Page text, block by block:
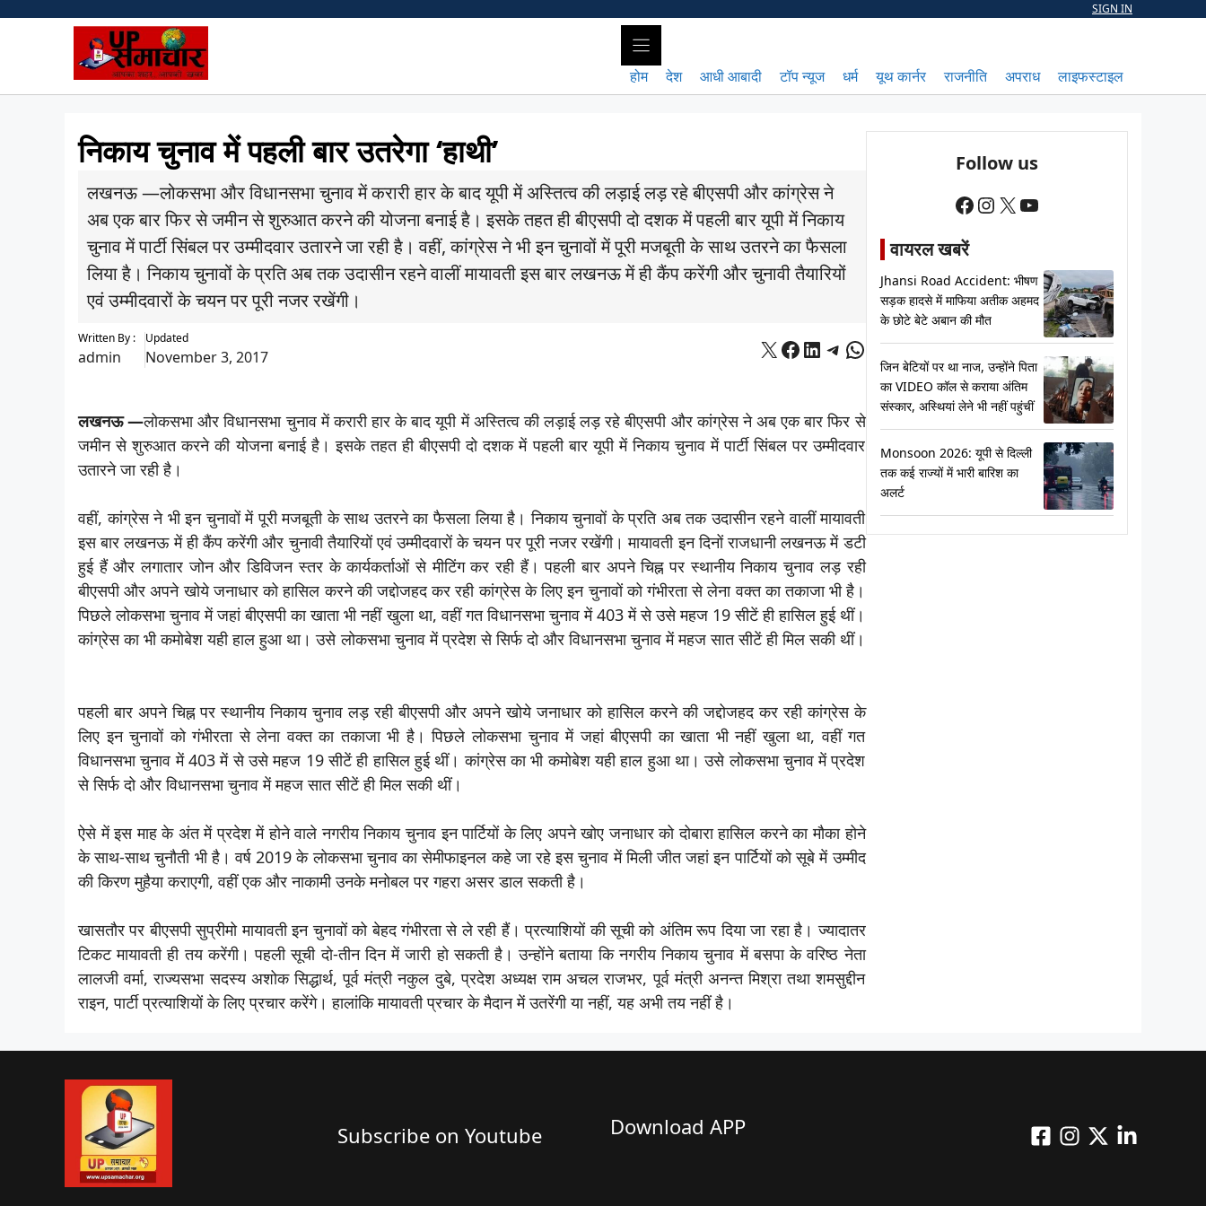
SIGN IN
होम देश आधी आबादी टॉप न्यूज धर्म यूथ कार्नर राजनीति अपराध लाइफस्टाइल
निकाय चुनाव में पहली बार उतरेगा ‘हाथी’
लखनऊ —लोकसभा और विधानसभा चुनाव में करारी हार के बाद यूपी में अस्तित्व की लड़ाई लड़ रहे बीएसपी और कांग्रेस ने
अब एक बार फिर से जमीन से शुरुआत करने की योजना बनाई है। इसके तहत ही बीएसपी दो दशक में पहली बार यूपी में निकाय
चुनाव में पार्टी सिंबल पर उम्मीदवार उतारने जा रही है। वहीं, कांग्रेस ने भी इन चुनावों में पूरी मजबूती के साथ उतरने का फैसला
लिया है। निकाय चुनावों के प्रति अब तक उदासीन रहने वालीं मायावती इस बार लखनऊ में ही कैंप करेंगी और चुनावी तैयारियों
एवं उम्मीदवारों के चयन पर पूरी नजर रखेंगी।
Written By :
admin
Updated
November 3, 2017 X Facebook
LinkedIn
Telegram
WhatsApp
लखनऊ —लोकसभा और विधानसभा चुनाव में करारी हार के बाद यूपी में अस्तित्व की लड़ाई लड़ रहे बीएसपी और कांग्रेस ने अब एक बार फिर से
जमीन से शुरुआत करने की योजना बनाई है। इसके तहत ही बीएसपी दो दशक में पहली बार यूपी में निकाय चुनाव में पार्टी सिंबल पर उम्मीदवार
उतारने जा रही है।
वहीं, कांग्रेस ने भी इन चुनावों में पूरी मजबूती के साथ उतरने का फैसला लिया है। निकाय चुनावों के प्रति अब तक उदासीन रहने वालीं मायावती
इस बार लखनऊ में ही कैंप करेंगी और चुनावी तैयारियों एवं उम्मीदवारों के चयन पर पूरी नजर रखेंगी। मायावती इन दिनों राजधानी लखनऊ में डटी
हुई हैं और लगातार जोन और डिविजन स्तर के कार्यकर्ताओं से मीटिंग कर रही हैं। पहली बार अपने चिह्न पर स्थानीय निकाय चुनाव लड़ रही
बीएसपी और अपने खोये जनाधार को हासिल करने की जद्दोजहद कर रही कांग्रेस के लिए इन चुनावों को गंभीरता से लेना वक्त का तकाजा भी है।
पिछले लोकसभा चुनाव में जहां बीएसपी का खाता भी नहीं खुला था, वहीं गत विधानसभा चुनाव में 403 में से उसे महज 19 सीटें ही हासिल हुई थीं।
कांग्रेस का भी कमोबेश यही हाल हुआ था। उसे लोकसभा चुनाव में प्रदेश से सिर्फ दो और विधानसभा चुनाव में महज सात सीटें ही मिल सकी थीं।
पहली बार अपने चिह्न पर स्थानीय निकाय चुनाव लड़ रही बीएसपी और अपने खोये जनाधार को हासिल करने की जद्दोजहद कर रही कांग्रेस के
लिए इन चुनावों को गंभीरता से लेना वक्त का तकाजा भी है। पिछले लोकसभा चुनाव में जहां बीएसपी का खाता भी नहीं खुला था, वहीं गत
विधानसभा चुनाव में 403 में से उसे महज 19 सीटें ही हासिल हुई थीं। कांग्रेस का भी कमोबेश यही हाल हुआ था। उसे लोकसभा चुनाव में प्रदेश
से सिर्फ दो और विधानसभा चुनाव में महज सात सीटें ही मिल सकी थीं।
ऐसे में इस माह के अंत में प्रदेश में होने वाले नगरीय निकाय चुनाव इन पार्टियों के लिए अपने खोए जनाधार को दोबारा हासिल करने का मौका होने
के साथ-साथ चुनौती भी है। वर्ष 2019 के लोकसभा चुनाव का सेमीफाइनल कहे जा रहे इस चुनाव में मिली जीत जहां इन पार्टियों को सूबे में उम्मीद
की किरण मुहैया कराएगी, वहीं एक और नाकामी उनके मनोबल पर गहरा असर डाल सकती है।
खासतौर पर बीएसपी सुप्रीमो मायावती इन चुनावों को बेहद गंभीरता से ले रही हैं। प्रत्याशियों की सूची को अंतिम रूप दिया जा रहा है। ज्यादातर
टिकट मायावती ही तय करेंगी। पहली सूची दो-तीन दिन में जारी हो सकती है। उन्होंने बताया कि नगरीय निकाय चुनाव में बसपा के वरिष्ठ नेता
लालजी वर्मा, राज्यसभा सदस्य अशोक सिद्धार्थ, पूर्व मंत्री नकुल दुबे, प्रदेश अध्यक्ष राम अचल राजभर, पूर्व मंत्री अनन्त मिश्रा तथा शमसुद्दीन
राइन, पार्टी प्रत्याशियों के लिए प्रचार करेंगे। हालांकि मायावती प्रचार के मैदान में उतरेंगी या नहीं, यह अभी तय नहीं है।
Follow us
Facebook
Instagram
X YouTube
वायरल खबरें
Jhansi Road Accident: भीषण
सड़क हादसे में माफिया अतीक अहमद
के छोटे बेटे अबान की मौत
जिन बेटियों पर था नाज, उन्होंने पिता
का VIDEO कॉल से कराया अंतिम
संस्कार, अस्थियां लेने भी नहीं पहुंचीं
Monsoon 2026: यूपी से दिल्ली
तक कई राज्यों में भारी बारिश का
अलर्ट
Subscribe on Youtube​ Download APP